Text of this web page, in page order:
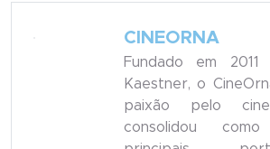
CINEORNA
Fundado em
Kaestner, o
paixão pelo
consolidou